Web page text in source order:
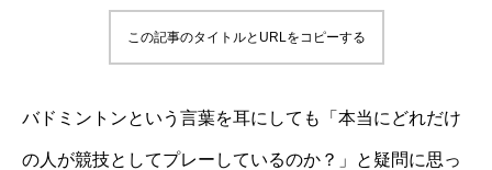
この記事のタイトルとURLをコピーする
バドミントンという言葉を耳にしても「本当にどれだけ
の人が競技としてプレーしているのか？」と疑問に思っ